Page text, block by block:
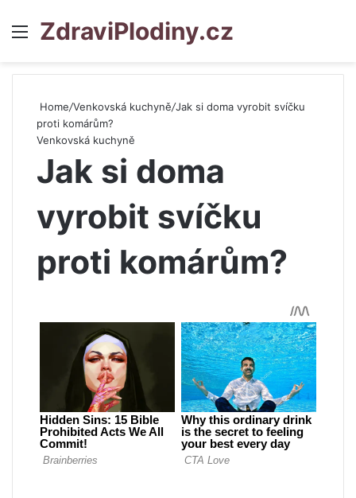
Menu
ZdraviPlodiny.cz
Home/Venkovská kuchyně/Jak si doma vyrobit svíčku
proti komárům?
Venkovská kuchyně
Jak si doma
vyrobit svíčku
proti komárům?